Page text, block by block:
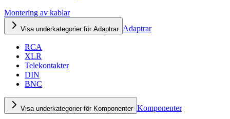
Montering av kablar
Visa underkategorier för Adaptrar Adaptrar
RCA
XLR
Telekontakter
DIN
BNC
Visa underkategorier för Komponenter Komponenter